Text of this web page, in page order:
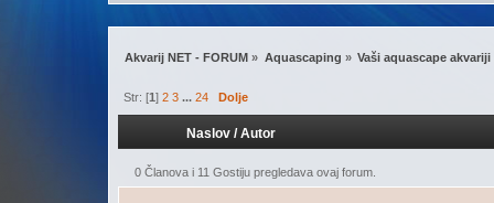
Akvarij NET - FORUM » Aquascaping » Vaši aquascape akvariji
Str: [1]2 3 ...24 Dolje
Naslov /Autor
0 Članova i 11 Gostiju pregledava ovaj forum.